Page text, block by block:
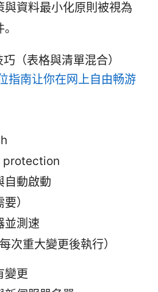
與資料最小化原則被視為
（表格與清單混合）
指南让你在网上自由畅游
protection
自動啟動
）
並測速
次重大變更後執行）
變更